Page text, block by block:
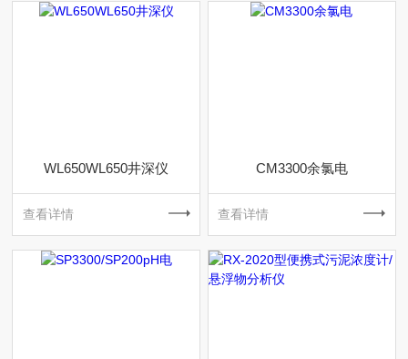
WL650WL650井深仪
查看详情
CM3300余氯电
查看详情